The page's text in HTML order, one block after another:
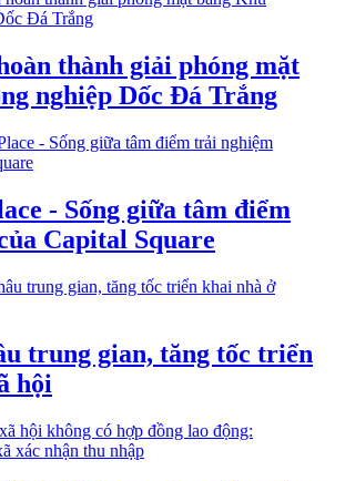
thành giải phóng mặt
nghiệp Dốc Đá Trắng
- Sống giữa tâm điểm
Capital Square
trung gian, tăng tốc triển
hội